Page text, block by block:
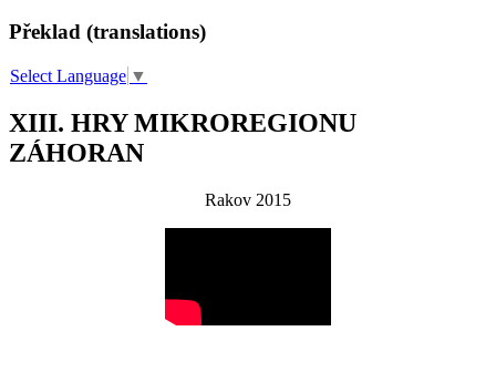
Překlad (translations)
Select Language ▼
XIII. HRY MIKROREGIONU
ZÁHORAN
Rakov 2015